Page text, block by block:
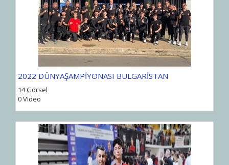
2022 DÜNYAŞAMPİYONASI BULGARİSTAN
14 Görsel
0 Video